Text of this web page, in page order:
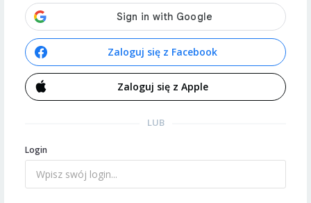
Zaloguj się z Facebook
Zaloguj się z Apple
LUB
Login